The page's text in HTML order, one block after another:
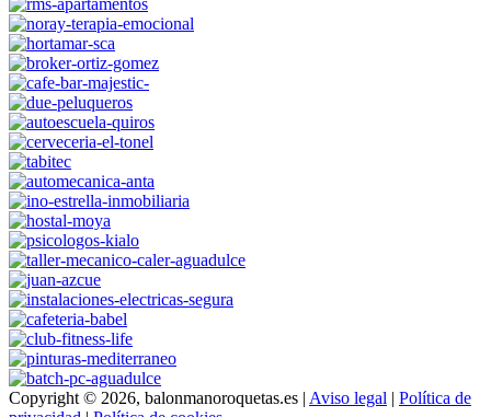
Copyright © 2026, balonmanoroquetas.es | Aviso legal | Política de